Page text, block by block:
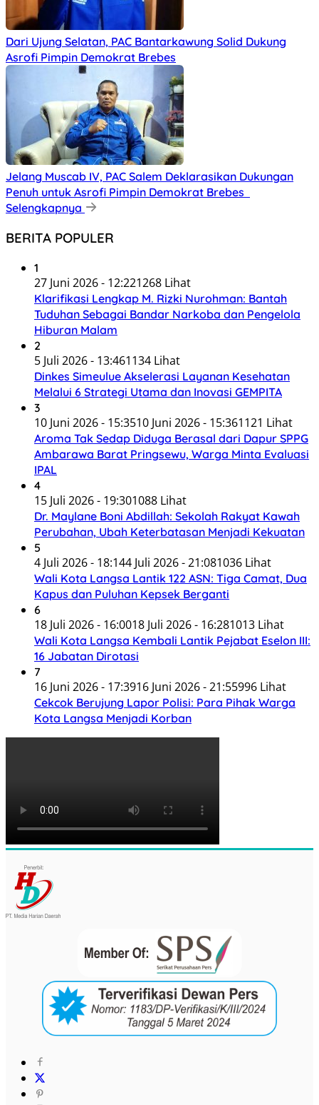
Dari Ujung Selatan, PAC Bantarkawung Solid Dukung
Asrofi Pimpin Demokrat Brebes
Jelang Muscab IV, PAC Salem Deklarasikan Dukungan
Penuh untuk Asrofi Pimpin Demokrat Brebes
Selengkapnya
BERITA POPULER
1
27 Juni 2026 - 12:221268 Lihat
Klarifikasi Lengkap M. Rizki Nurohman: Bantah
Tuduhan Sebagai Bandar Narkoba dan Pengelola
Hiburan Malam
2
5 Juli 2026 - 13:461134 Lihat
Dinkes Simeulue Akselerasi Layanan Kesehatan
Melalui 6 Strategi Utama dan Inovasi GEMPITA
3
10 Juni 2026 - 15:3510 Juni 2026 - 15:361121 Lihat
Aroma Tak Sedap Diduga Berasal dari Dapur SPPG
Ambarawa Barat Pringsewu, Warga Minta Evaluasi
IPAL
4
15 Juli 2026 - 19:301088 Lihat
Dr. Maylane Boni Abdillah: Sekolah Rakyat Kawah
Perubahan, Ubah Keterbatasan Menjadi Kekuatan
5
4 Juli 2026 - 18:144 Juli 2026 - 21:081036 Lihat
Wali Kota Langsa Lantik 122 ASN: Tiga Camat, Dua
Kapus dan Puluhan Kepsek Berganti
6
18 Juli 2026 - 16:0018 Juli 2026 - 16:281013 Lihat
Wali Kota Langsa Kembali Lantik Pejabat Eselon III:
16 Jabatan Dirotasi
7
16 Juni 2026 - 17:3916 Juni 2026 - 21:55996 Lihat
Cekcok Berujung Lapor Polisi: Para Pihak Warga
Kota Langsa Menjadi Korban